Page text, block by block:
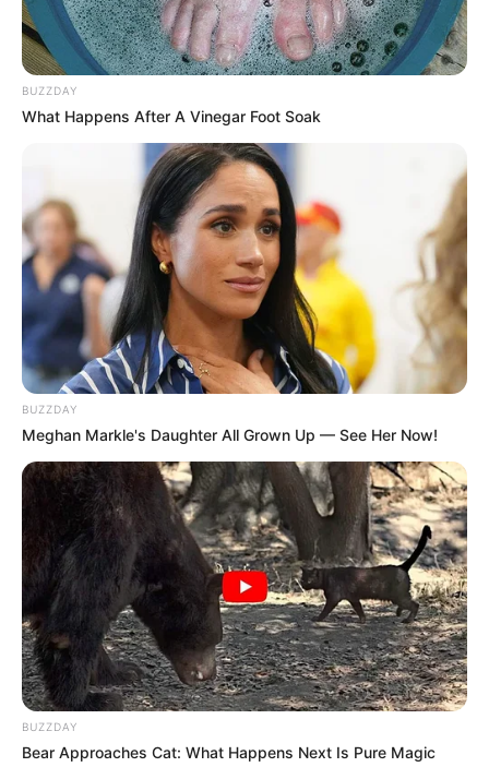
Portanto, como sabemos que esse é um
importante item para a composição das mesas,
separamos um simples passo a passo desousplat
natalino
em crochê e diversas inspirações desse
Assim, a tão aguardada ceia e confraternização
com os amigos e familiares será marcada por
muita beleza, organização e, até mesmo,
sofisticação.
BUZZDAY
What Happens After A Vinegar Foot Soak
BUZZDAY
Meghan Markle's Daughter All Grown Up — See Her Now!
BUZZDAY
Bear Approaches Cat: What Happens Next Is Pure Magic